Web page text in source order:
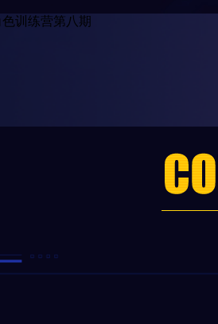
训练营第八期